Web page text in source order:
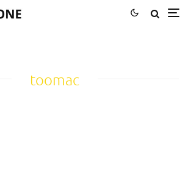
toomac